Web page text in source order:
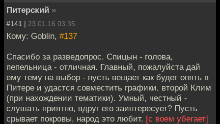
Питерский »
#141 | 23.01.16 03:35
Кому: Goblin, #137
Спасибо за разведопрос. Спицын - голова,
пепельница - отличная. Главный, пожалуйста дай
ему тему на выбор - пусть вещает как будет опять в
Питере и удастся совместить графики, второй Клим
(при нахождении тематики). Умный, честный -
слушать приятно, вдруг его заинтересует? Пусть
срывает покровы, народ это любит. [c воем убегает]